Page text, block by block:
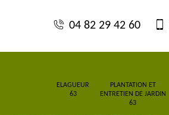
04 82 29 42 60
ELAGUEUR
63
PLANTATION ET
ENTRETIEN DE JARDIN
63